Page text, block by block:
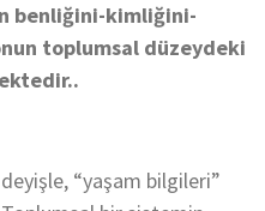
benliğini-kimliğini-
toplumsal düzeydeki
“yaşam bilgileri”